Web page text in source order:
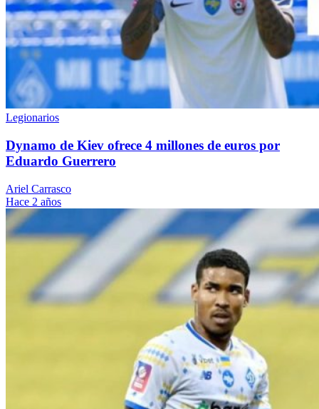
Legionarios
Dynamo de Kiev ofrece 4 millones de euros por
Eduardo Guerrero
Ariel Carrasco
Hace 2 años